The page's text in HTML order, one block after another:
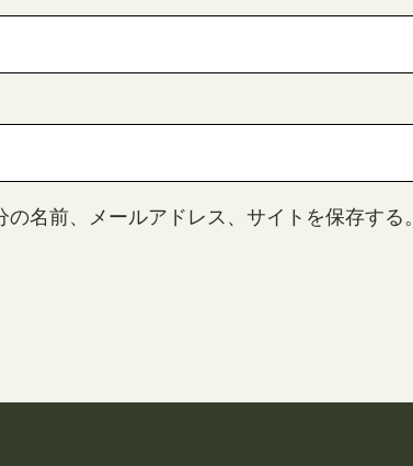
名前、メールアドレス、サイトを保存する。